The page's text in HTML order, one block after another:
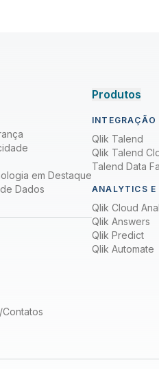
em Destaque
Dados
Produtos
Qlik Talend
Qlik Talend
Talend Data
ANALYTICS E
Qlik Cloud
Qlik Answers
Qlik Predict
Qlik Automate